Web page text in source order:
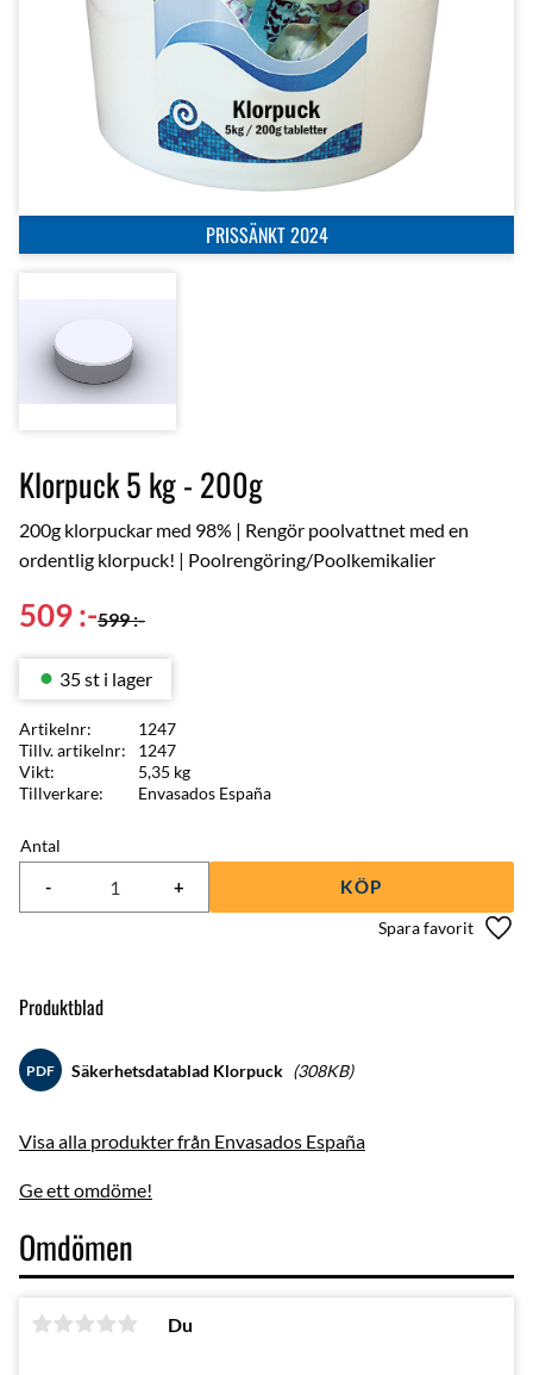
PRISSÄNKT 2024
Klorpuck 5 kg - 200g
200g klorpuckar med 98% | Rengör poolvattnet med en
ordentlig klorpuck! | Poolrengöring/Poolkemikalier
Nedsatt pris:
509:-Ordinarie pris:
599:-
Antal
+
- KÖP
35 st i lager
Artikelnr
1247
Tillv. artikelnr
1247
Vikt
5,35 kg
Tillverkare
Envasados España
Produktblad
PDF Säkerhetsdatablad Klorpuck 308KB
Visa alla produkter från Envasados España
Ge ett omdöme!
Omdömen
Du